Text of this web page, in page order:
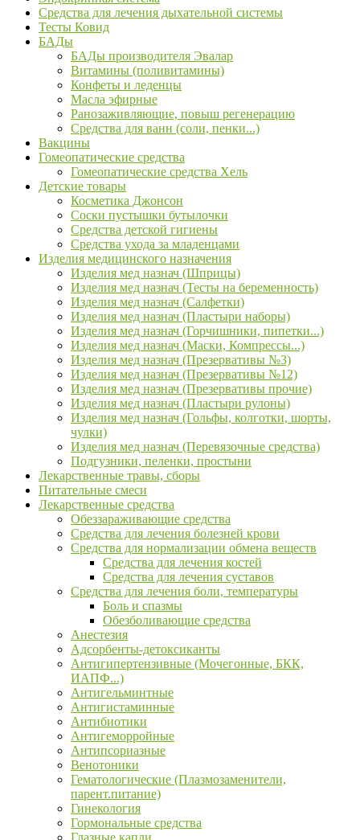
Средства для лечения дыхательной системы
Тесты Ковид
БАДы
БАДы производителя Эвалар
Витамины (поливитамины)
Конфеты и леденцы
Масла эфирные
Ранозаживляющие, повыш регенерацию
Средства для ванн (соли, пенки...)
Вакцины
Гомеопатические средства
Гомеопатические средства Хель
Детские товары
Косметика Джонсон
Соски пустышки бутылочки
Средства детской гигиены
Средства ухода за младенцами
Изделия медицинского назначения
Изделия мед назнач (Шприцы)
Изделия мед назнач (Тесты на беременность)
Изделия мед назнач (Салфетки)
Изделия мед назнач (Пластыри наборы)
Изделия мед назнач (Горчишники, пипетки...)
Изделия мед назнач (Маски, Компрессы...)
Изделия мед назнач (Презервативы №3)
Изделия мед назнач (Презервативы №12)
Изделия мед назнач (Презервативы прочие)
Изделия мед назнач (Пластыри рулоны)
Изделия мед назнач (Гольфы, колготки, шорты,
чулки)
Изделия мед назнач (Перевязочные средства)
Подгузники, пеленки, простыни
Лекарственные травы, сборы
Питательные смеси
Лекарственные средства
Обеззараживающие средства
Средства для лечения болезней крови
Средства для нормализации обмена веществ
Средства для лечения костей
Средства для лечения суставов
Средства для лечения боли, температуры
Боль и спазмы
Обезболивающие средства
Анестезия
Адсорбенты-детоксиканты
Антигипертензивные (Мочегонные, БКК,
ИАПФ...)
Антигельминтные
Антигистаминные
Антибиотики
Антигеморройные
Антипсориазные
Венотоники
Гематологические (Плазмозаменители,
парент.питание)
Гинекология
Гормональные средства